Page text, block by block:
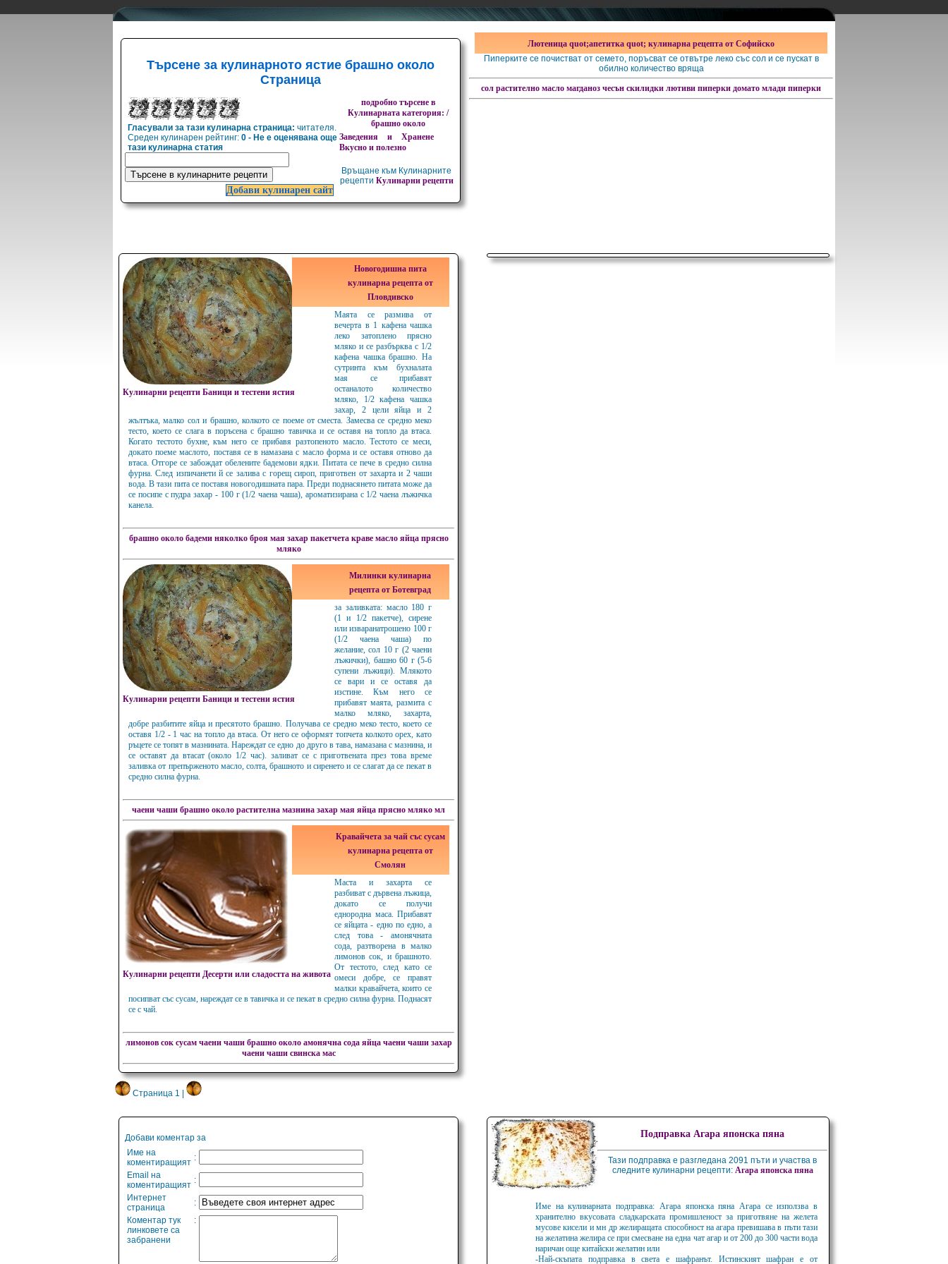
Търсене за кулинарното ястие брашно около
Страница
Гласували за тази кулинарна страница: читателя.
Среден кулинарен рейтинг: 0 - Не е оценявана още
тази кулинарна статия
подробно търсене в
Кулинарната категория: /
брашно около
Добави кулинарен сайт
Заведения и Хранене
Вкусно и полезно
Връщане към Кулинарните
рецепти Кулинарни рецепти
Лютеница quot;апетитка quot; кулинарна рецепта от Софийско
Пиперките се почистват от семето, поръсват се отвътре леко със сол и се пускат в
обилно количество вряща
сол растително масло магданоз чесън скилидки лютиви пиперки домато млади пиперки
Кулинарни рецепти Баници и тестени ястия
Новогодишна пита
кулинарна рецепта от
Пловдивско
Маята се размива от
вечерта в 1 кафена чашка
леко затоплено прясно
мляко и се разбърква с 1/2
кафена чашка брашно. На
сутринта към бухналата
мая се прибавят
останалото количество
мляко, 1/2 кафена чашка
захар, 2 цели яйца и 2
жълтъка, малко сол и брашно, колкото се поеме от сместа. Замесва се средно меко
тесто, което се слага в поръсена с брашно тавичка и се оставя на топло да втаса.
Когато тестото бухне, към него се прибавя разтопеното масло. Тестото се меси,
докато поеме маслото, поставя се в намазана с масло форма и се оставя отново да
втаса. Отгоре се забождат обелените бадемови ядки. Питата се пече в средно силна
фурна. След изпичанети й се залива с горещ сироп, приготвен от захарта и 2 чаши
вода. В тази пита се поставя новогодишната пара. Преди поднасянето питата може да
се посипе с пудра захар - 100 г (1/2 чаена чаша), ароматизирана с 1/2 чаена лъжичка
канела.
брашно около бадеми няколко броя мая захар пакетчета краве масло яйца прясно
мляко
Кулинарни рецепти Баници и тестени ястия
Милинки кулинарна
рецепта от Ботевград
за заливката: масло 180 г
(1 и 1/2 пакетче), сирене
или изваранатрошено 100 г
(1/2 чаена чаша) по
желание, сол 10 г (2 чаени
лъжички), башно 60 г (5-6
супени лъжици). Млякото
се вари и се оставя да
изстине. Към него се
прибавят маята, размита с
малко мляко, захарта,
добре разбитите яйца и пресятото брашно. Получава се средно меко тесто, което се
оставя 1/2 - 1 час на топло да втаса. От него се оформят топчета колкото орех, като
ръцете се топят в мазнината. Нареждат се едно до друго в тава, намазана с мазнина, и
се оставят да втасат (около 1/2 час). заливат се с приготвената през това време
заливка от препърженото масло, солта, брашното и сиренето и се слагат да се пекат в
средно силна фурна.
чаени чаши брашно около растителна мазнина захар мая яйца прясно мляко мл
Кулинарни рецепти Десерти или сладостта на живота
Кравайчета за чай със сусам
кулинарна рецепта от
Смолян
Маста и захарта се
разбиват с дървена лъжица,
докато се получи
еднородна маса. Прибавят
се яйцата - едно по едно, а
след това - амонячната
сода, разтворена в малко
лимонов сок, и брашното.
От тестото, след като се
омеси добре, се правят
малки кравайчета, които се
посипват със сусам, нареждат се в тавичка и се пекат в средно силна фурна. Поднасят
се с чай.
лимонов сок сусам чаени чаши брашно около амонячна сода яйца чаени чаши захар
чаени чаши свинска мас
Страница 1 |
Добави коментар за
Име на
коментиращият :
Email на
коментиращият :
Интернет
страница
:
Коментар тук
линковете са
забранени
:
Подправка Агара японска пяна
Тази подправка е разгледана 2091 пъти и участва в
следните кулинарни рецепти: Агара японска пяна
Име на кулинарната подправка: Агара японска пяна Aгара се използва в
хранително вкусовата сладкарската промишленост за приготвяне на желета
мусове кисели и мн др желиращата способност на агара превишава в пъти тази
на желатина желира се при смесване на една чат агар и от 200 до 300 части вода
наричан още китайски желатин или
-Най-скъпата подправка в света е шафранът. Истинският шафран е от